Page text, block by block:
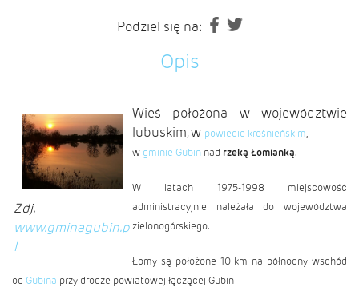
Podziel się na:
Opis
Zdj.
www.gminagubin.p
l
Wieś położona w województwie
lubuskim, w powiecie krośnieńskim,
w gminie Gubin nad rzeką Łomianką.
W latach 1975-1998 miejscowość
administracyjnie należała do województwa
zielonogórskiego.
Łomy są położone 10 km na północny wschód
od Gubina przy drodze powiatowej łączącej Gubin